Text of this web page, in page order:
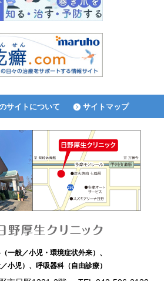
サイトについて サイトマップ
一般／小児・環境症状外来）、
小児）、呼吸器科（自由診療）